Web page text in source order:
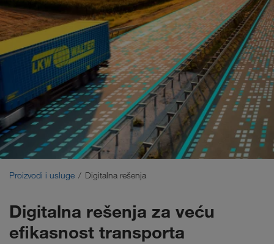
PROIZVODI I USLUGE
Drumski transport
Digitalna rešenja
Kombinovani transport
Održivi transporti
Rešenja za industriju
Proizvodi i usluge Digitalna rešenja
Digitalna rešenja za veću
efikasnost transporta